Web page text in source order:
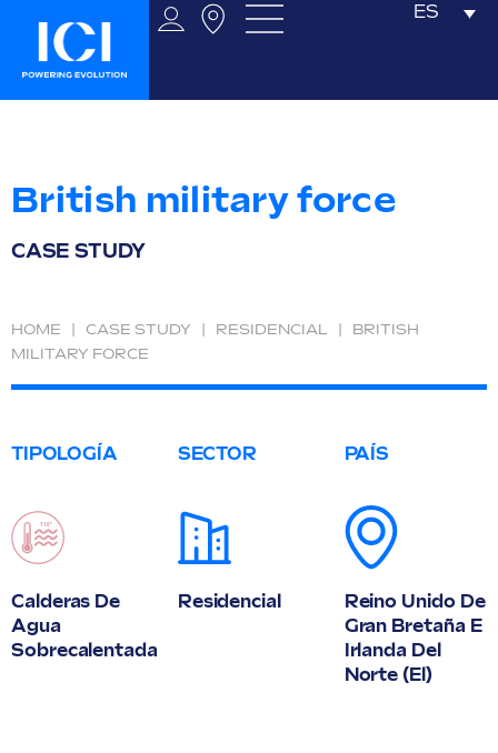
ES
British military force
CASE STUDY
HOME CASE STUDY RESIDENCIAL
BRITISH
MILITARY FORCE
TIPOLOGÍA
Calderas De
Agua
Sobrecalentada
SECTOR
Residencial
PAÍS
Reino Unido De
Gran Bretaña E
Irlanda Del
Norte (el)